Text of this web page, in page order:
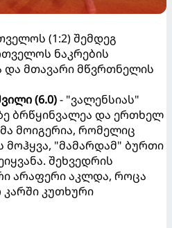
(1:2) შემდეგ
ნაკრების
მთავარი მწვრთნელის
(6.0)- "ვალენსიას"
ბრწყინვალეა და ერთხელ
მოიგერია, რომელიც
მოჰყვა, "მამარდამ" ბურთი
შეხვედრის
არაფერი აკლდა, როცა
კუთხური